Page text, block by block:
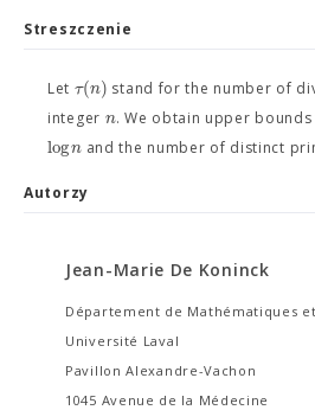
Streszczenie
Let τ(n) stand for the number of
integer n. We obtain upper
lognand the number of distinct
Autorzy
Jean-Marie De Koninck
Département de Mathématiques
Université Laval
Pavillon Alexandre-Vachon
1045 Avenue de la Médecine